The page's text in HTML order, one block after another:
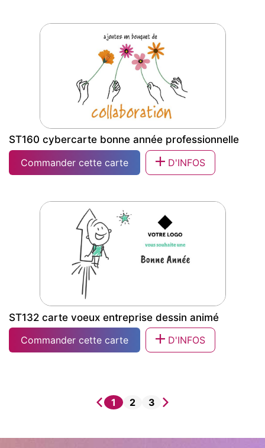
professionnelle
professionnelle
ST160 cybercarte bonne année professionnelle
Commander cette carte
D'INFOS
ST132 carte voeux entreprise dessin animé
Commander cette carte
D'INFOS
1 2 3